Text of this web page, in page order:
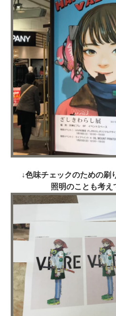
↓色味チェックのための刷
照明のことも考え